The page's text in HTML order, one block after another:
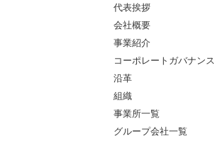
代表挨拶
会社概要
事業紹介
コーポレートガバナンス
沿革
組織
事業所一覧
グループ会社一覧